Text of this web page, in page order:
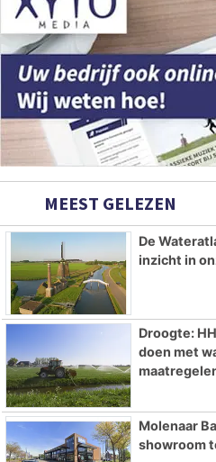
MEEST GELEZEN
De
inzicht in
Droogte:
doen met
Molenaar
showroom